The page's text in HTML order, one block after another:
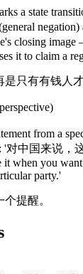
a state
negation)
closing
it to claim a
是只有有钱人
from a
'对中国来说
it when you
party.'
提醒。